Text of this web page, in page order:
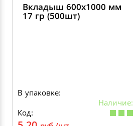
Вкладыш 600х1000 мм
17 гр (500шт)
В упаковке:
Наличие:
Код: